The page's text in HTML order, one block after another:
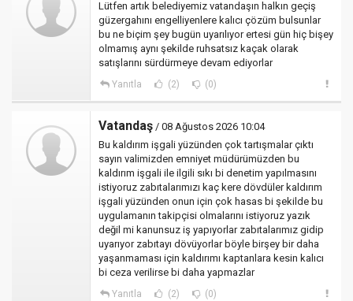
Lütfen artık belediyemiz vatandaşın halkın geçiş
güzergahını engelliyenlere kalıcı çözüm bulsunlar
bu ne biçim şey bugün uyarılıyor ertesi gün hiç bişey
olmamış aynı şekilde ruhsatsız kaçak olarak
satışlarını sürdürmeye devam ediyorlar
Yanıtla (2) (0)
Vatandaş / 08 Ağustos 2026 10:04
Bu kaldırım işgali yüzünden çok tartışmalar çıktı
sayın valimizden emniyet müdürümüzden bu
kaldırım işgali ile ilgili sıkı bi denetim yapılmasını
istiyoruz zabıtalarımızı kaç kere dövdüler kaldırım
işgali yüzünden onun için çok hasas bi şekilde bu
uygulamanın takipçisi olmalarını istiyoruz yazık
değil mi kanunsuz iş yapıyorlar zabıtalarımız gidip
uyarıyor zabıtayı dövüyorlar böyle birşey bir daha
yaşanmaması için kaldırımı kaptanlara kesin kalıcı
bi ceza verilirse bi daha yapmazlar
Yanıtla (2) (0)